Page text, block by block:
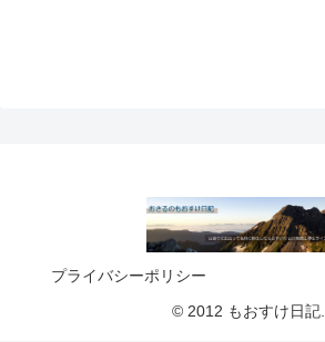
プライバシーポリシー
© 2012 もおすけ日記.